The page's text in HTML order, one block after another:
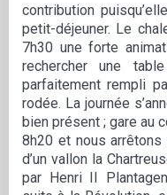
contribution
petit-déjeuner. Le
7h30 une forte
rechercher une
parfaitement rempli
rodée. La journée
bien présent ; gare au
8h20 et nous
d’un vallon la
par Henri II